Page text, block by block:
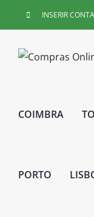
INSERIR
COIMBRA
PORTO